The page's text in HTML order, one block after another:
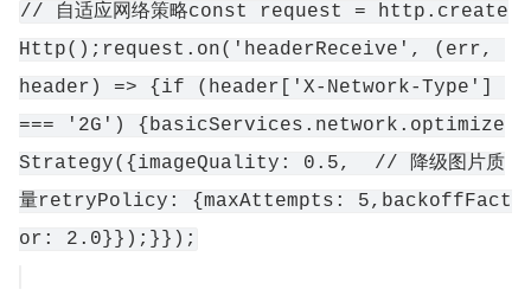
// 自适应网络策略const request = http.create
Http();request.on('headerReceive', (err,
header) => {if (header['X-Network-Type']
=== '2G') {basicServices.network.optimize
Strategy({imageQuality: 0.5,  // 降级图片质
量retryPolicy: {maxAttempts: 5,backoffFact
or: 2.0}});}});